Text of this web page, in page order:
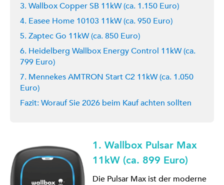
3. Wallbox Copper SB 11kW (ca. 1.150 Euro)
4. Easee Home 10103 11kW (ca. 950 Euro)
5. Zaptec Go 11kW (ca. 850 Euro)
6. Heidelberg Wallbox Energy Control 11kW (ca.
799 Euro)
7. Mennekes AMTRON Start C2 11kW (ca. 1.050
Euro)
Fazit: Worauf Sie 2026 beim Kauf achten sollten
1. Wallbox Pulsar Max
11kW (ca. 899 Euro)
Die Pulsar Max ist der moderne